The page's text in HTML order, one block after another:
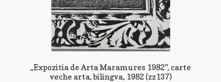
„Expozitia de Arta Maramures 1982”, carte
veche arta, bilingva, 1982 (zz137)